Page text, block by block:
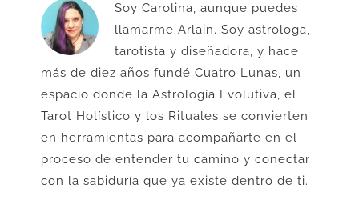
Soy Carolina, aunque puedes
llamarme Arlain. Soy astrologa,
tarotista y diseñadora, y hace
más de diez años fundé Cuatro Lunas, un
espacio donde la Astrología Evolutiva, el
Tarot Holístico y los Rituales se convierten
en herramientas para acompañarte en el
proceso de entender tu camino y conectar
con la sabiduría que ya existe dentro de ti.